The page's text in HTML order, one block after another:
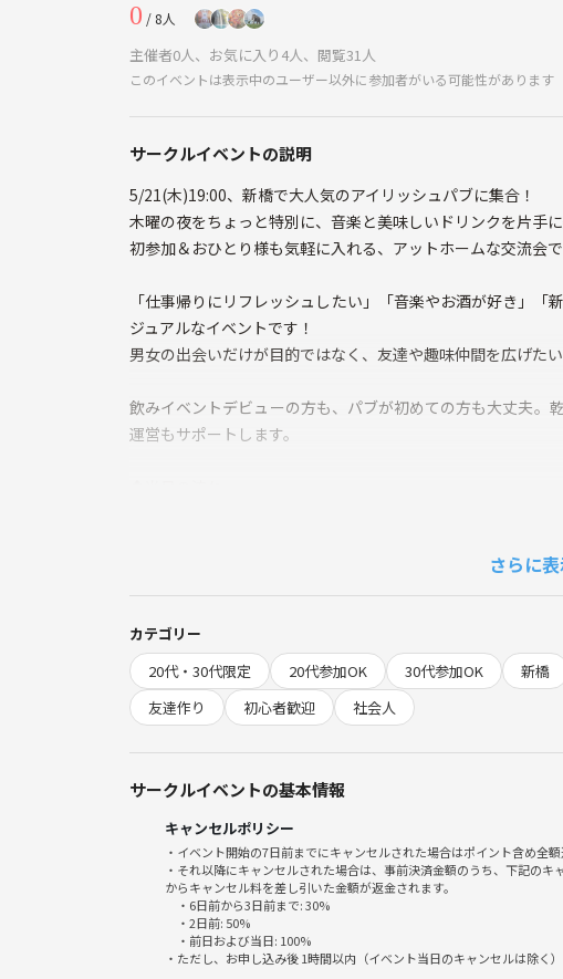
0 / 8人
主催者0人、お気に入り4人、閲覧31人
このイベントは表示中のユーザー以外に参加者がいる可能性があります
サークルイベントの説明
5/21(木)19:00、新橋で大人気のアイリッシュパブに集合！
木曜の夜をちょっと特別に、音楽と美味しいドリンクを片手
初参加＆おひとり様も気軽に入れる、アットホームな交流会
「仕事帰りにリフレッシュしたい」「音楽やお酒が好き」
ジュアルなイベントです！
男女の出会いだけが目的ではなく、友達や趣味仲間を広げた
飲みイベントデビューの方も、パブが初めての方も大丈夫。
運営もサポートします。
・21:00頃 現地で解散予定
🌱サークルの雰囲気
・お酒や音楽、交流が好きな20代〜30代が中心、おひとり参
・初参加でも緊張しないよう、運営が全員会話に入れる工夫を
・人数多すぎず少なすぎず、ゆったり語り合える雰囲気
・メリットたくさん！
①毎週新しい人に出会える
③普段話せない人とも自然に交流できる
④リラックスできる大人の平日夜活
・運営も参加者のみなさんと一緒に楽しめる会を目指していま
⚠️注意事項⚠️
下記の行為はご遠慮ください。
さらに
カテゴリー
20代・30代限定
20代参加OK 30代参加OK 新橋
友達作り
初心者歓迎 社会人
サークルイベントの基本情報
キャンセルポリシー
・イベント開始の7日前までにキャンセルされた場合はポイント含め全額
・それ以降にキャンセルされた場合は、事前決済金額のうち、下記の
からキャンセル料を差し引いた金額が返金されます。
・6日前から3日前まで: 30%
・2日前: 50%
・前日および当日: 100%
・ただし、お申し込み後 1時間以内（イベント当日のキャンセルは除く